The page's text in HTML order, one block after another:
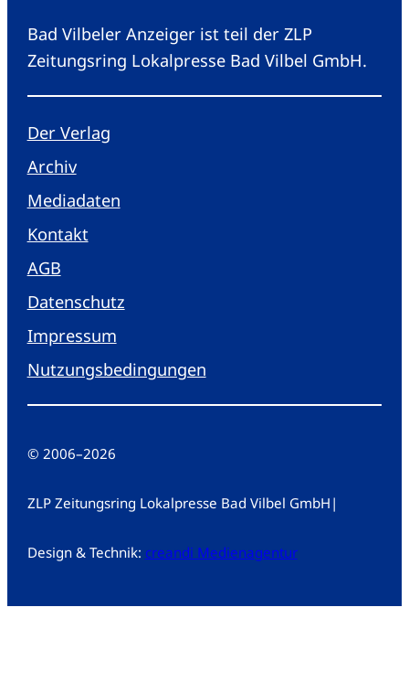
Bad Vilbeler Anzeiger ist teil der ZLP
Zeitungsring Lokalpresse Bad Vilbel GmbH.
Der Verlag
Archiv
Mediadaten
Kontakt
AGB
Datenschutz
Impressum
Nutzungsbedingungen
© 2006–2026
ZLP Zeitungsring Lokalpresse Bad Vilbel GmbH |
Design & Technik: creandi Medienagentur